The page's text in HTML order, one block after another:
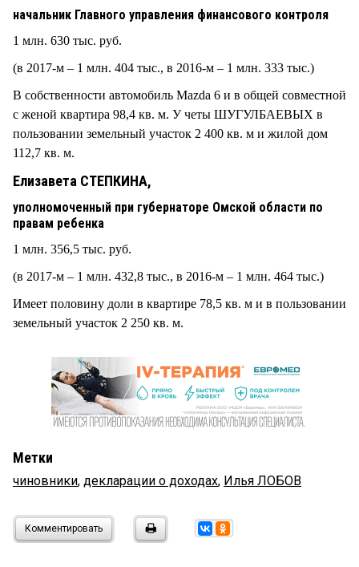
начальник Главного управления финансового контроля
1 млн. 630 тыс. руб.
(в 2017-м – 1 млн. 404 тыс., в 2016-м – 1 млн. 333 тыс.)
В собственности автомобиль Mazda 6 и в общей совместной
с женой квартира 98,4 кв. м. У четы ШУГУЛБАЕВЫХ в
пользовании земельный участок 2 400 кв. м и жилой дом
112,7 кв. м.
Елизавета СТЕПКИНА,
уполномоченный при губернаторе Омской области по
правам ребенка
1 млн. 356,5 тыс. руб.
(в 2017-м – 1 млн. 432,8 тыс., в 2016-м – 1 млн. 464 тыс.)
Имеет половину доли в квартире 78,5 кв. м и в пользовании
земельный участок 2 250 кв. м.
Метки
чиновники, декларации о доходах, Илья ЛОБОВ
Комментировать